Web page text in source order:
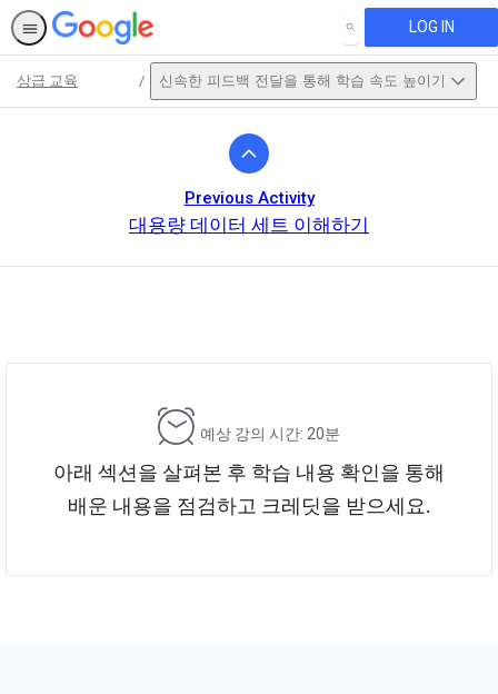
SEARCH LOG IN
상급 교육 신속한 피드백 전달을 통해 학습 속도 높이기
Previous Activity
대용량 데이터 세트 이해하기
예상 강의 시간: 20분
아래 섹션을 살펴본 후 학습 내용 확인을 통해
배운 내용을 점검하고 크레딧을 받으세요.